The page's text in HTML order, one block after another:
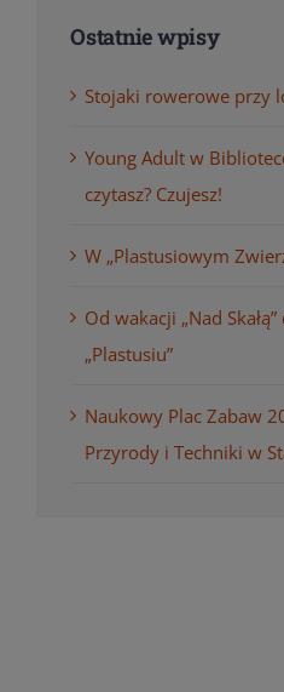
Ostatnie wpisy
Stojaki rowerowe przy
Young Adult w
czytasz? Czujesz!
W „Plastusiowym
Od wakacji „Nad
„Plastusiu”
Naukowy Plac Zabaw
Przyrody i Techniki w